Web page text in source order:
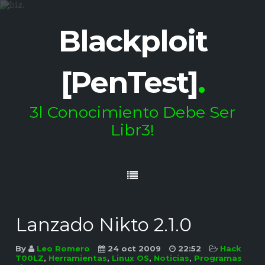
Blackploit
[PenTest].
3l Conocimiento Debe Ser
Libr3!
Lanzado Nikto 2.1.0
By Leo Romero 24 oct 2009 22:52
Hack
T00LZ, Herramientas, Linux OS, Noticias, Programas